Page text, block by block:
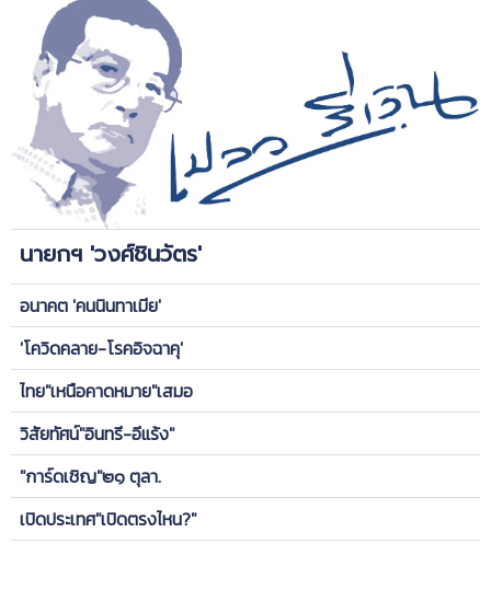
นายกฯ 'วงศ์ชินวัตร'
อนาคต 'คนนินทาเมีย'
'โควิดคลาย-โรคอิจฉาคุ'
ไทย"เหนือคาดหมาย"เสมอ
วิสัยทัศน์"อินทรี-อีแร้ง"
"การ์ดเชิญ"๒๑ ตุลา.
เปิดประเทศ"เปิดตรงไหน?"